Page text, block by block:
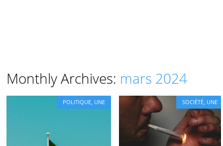
Monthly Archives: mars 2024
POLITIQUE UNE SOCIÉTÉ UNE